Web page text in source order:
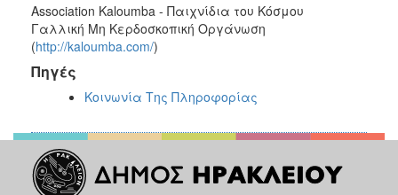
Association Kaloumba - Παιχνίδια του Κόσμου
Γαλλική Μη Κερδοσκοπική Οργάνωση
(http://kaloumba.com/)
Πηγές
Κοινωνία Της Πληροφορίας